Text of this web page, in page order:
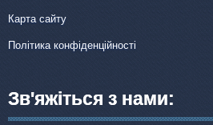
Карта сайту
Політика конфіденційності
Зв'яжіться з нами: